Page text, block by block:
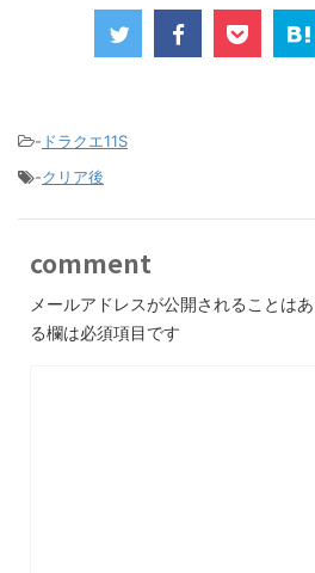
- ドラクエ11S
-クリア後
comment
メールアドレスが公開されることはあ
る欄は必須項目です